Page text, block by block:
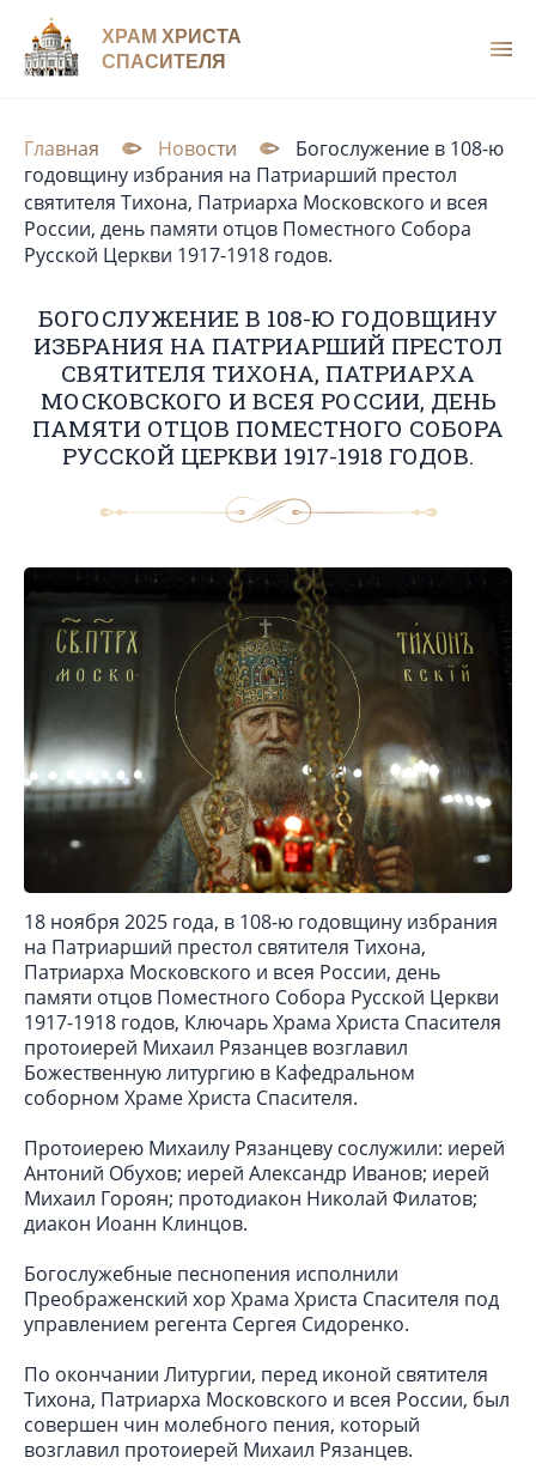
ХРАМ ХРИСТА
СПАСИТЕЛЯ
Главная Новости
Богослужение в 108-ю
годовщину избрания на Патриарший престол
святителя Тихона, Патриарха Московского и всея
России, день памяти отцов Поместного Собора
Русской Церкви 1917-1918 годов.
БОГОСЛУЖЕНИЕ В 108-Ю ГОДОВЩИНУ
ИЗБРАНИЯ НА ПАТРИАРШИЙ ПРЕСТОЛ
СВЯТИТЕЛЯ ТИХОНА, ПАТРИАРХА
МОСКОВСКОГО И ВСЕЯ РОССИИ, ДЕНЬ
ПАМЯТИ ОТЦОВ ПОМЕСТНОГО СОБОРА
РУССКОЙ ЦЕРКВИ 1917-1918 ГОДОВ.
18 ноября 2025 года, в 108-ю годовщину избрания
на Патриарший престол святителя Тихона,
Патриарха Московского и всея России, день
памяти отцов Поместного Собора Русской Церкви
1917-1918 годов, Ключарь Храма Христа Спасителя
протоиерей Михаил Рязанцев возглавил
Божественную литургию в Кафедральном
cоборном Храме Христа Спасителя.
Протоиерею Михаилу Рязанцеву сослужили: иерей
Антоний Обухов; иерей Александр Иванов; иерей
Михаил Гороян; протодиакон Николай Филатов;
диакон Иоанн Клинцов.
Богослужебные песнопения исполнили
Преображенский хор Храма Христа Спасителя под
управлением регента Сергея Сидоренко.
По окончании Литургии, перед иконой святителя
Тихона, Патриарха Московского и всея России, был
совершен чин молебного пения, который
возглавил протоиерей Михаил Рязанцев.